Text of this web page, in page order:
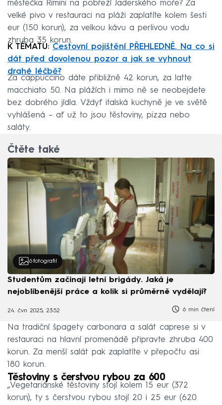
městečka Rimini na pobřeží Jaderského moře? Za
velké pivo v restauraci na pláži zaplatíte kolem šesti
eur (150 korun), za velkou kávu a perlivou vodu
zhruba 35 korun.
K TÉMATU: Cestovní pojištění PŘEHLEDNĚ. Na co si
dát před dovolenou pozor a jak se vyhnout
drahé léčbě?
Za cappuccino dáte přibližně 42 korun, za latte
macchiato 50. Na plážích i mimo ně se neobejdete
bez dobrého jídla. Vždyť italská kuchyně je ve světě
vyhlášená – ať už to jsou těstoviny, pizza nebo
saláty.
Čtěte také
6 fotografií
Studentům začínají letní brigády. Jaká je
nejoblíbenější práce a kolik si průměrně vydělají?
24. čvn 2025, 23:52 6 min čtení
Na tradiční špagety carbonara a salát caprese si v
restauraci na hlavní promenádě připravte zhruba 400
korun. Za menší salát pak zaplatíte v přepočtu asi
180 korun.
Těstoviny s čerstvou rybou za 600
„Vegetariánské těstoviny stojí kolem 15 eur (372
korun), ty s čerstvou rybou stojí 20 i 25 eur (620